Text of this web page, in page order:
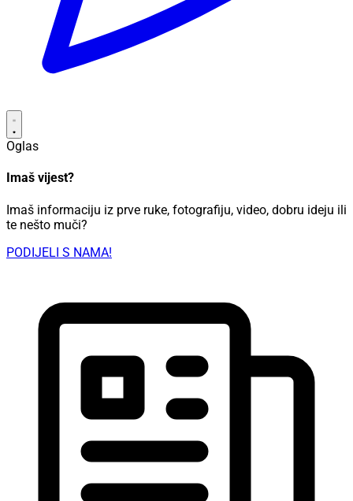
Oglas
Imaš vijest?
Imaš informaciju iz prve ruke, fotografiju, video, dobru ideju ili
te nešto muči?
PODIJELI S NAMA!